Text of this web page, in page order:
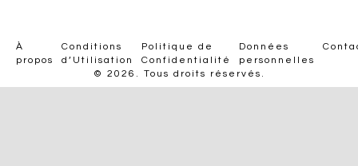
À
propos
Conditions
d’Utilisation
Politique de
Confidentialité
Données
personnelles
© 2026. Tous droits réservés.